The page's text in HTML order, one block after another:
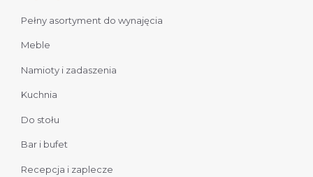
Pełny asortyment do wynajęcia
Meble
Namioty i zadaszenia
Kuchnia
Do stołu
Bar i bufet
Recepcja i zaplecze